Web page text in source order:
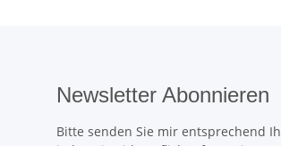
Newsletter Abonnieren
Bitte senden Sie mir entsprechend